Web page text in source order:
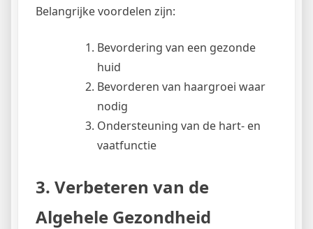
Belangrijke voordelen zijn:
Bevordering van een gezonde
huid
Bevorderen van haargroei waar
nodig
Ondersteuning van de hart- en
vaatfunctie
3. Verbeteren van de
Algehele Gezondheid